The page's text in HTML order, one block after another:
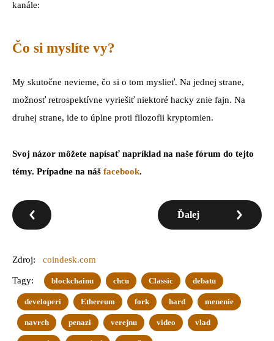
kanále:
Čo si myslíte vy?
My skutočne nevieme, čo si o tom myslieť. Na jednej strane,
možnosť retrospektívne vyriešiť niektoré hacky znie fajn. Na
druhej strane, ide to úplne proti filozofii kryptomien.
Svoj názor môžete napísať napríklad na naše fórum do tejto
témy. Prípadne na náš facebook.
Ďalej
Zdroj: coindesk.com
Tagy: blockchainu chcu Classic debatu
developeri Ethereum fork hard menenie
navrch penazi verejnu video vlad